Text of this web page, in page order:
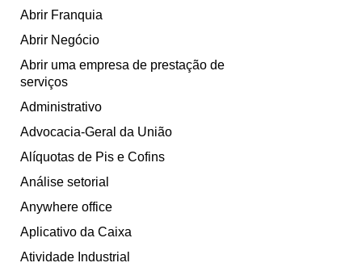
Abrir Franquia
Abrir Negócio
Abrir uma empresa de prestação de
serviços
Administrativo
Advocacia-Geral da União
Alíquotas de Pis e Cofins
Análise setorial
Anywhere office
Aplicativo da Caixa
Atividade Industrial